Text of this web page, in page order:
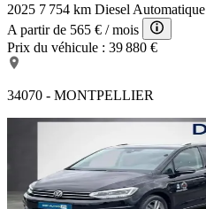
2025 7 754 km Diesel Automatique
A partir de 565 € / mois
Prix du véhicule : 39 880 €
34070 - MONTPELLIER